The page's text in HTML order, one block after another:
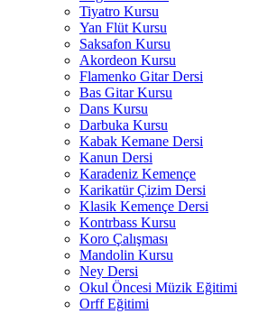
Tiyatro Kursu
Yan Flüt Kursu
Saksafon Kursu
Akordeon Kursu
Flamenko Gitar Dersi
Bas Gitar Kursu
Dans Kursu
Darbuka Kursu
Kabak Kemane Dersi
Kanun Dersi
Karadeniz Kemençe
Karikatür Çizim Dersi
Klasik Kemençe Dersi
Kontrbass Kursu
Koro Çalışması
Mandolin Kursu
Ney Dersi
Okul Öncesi Müzik Eğitimi
Orff Eğitimi